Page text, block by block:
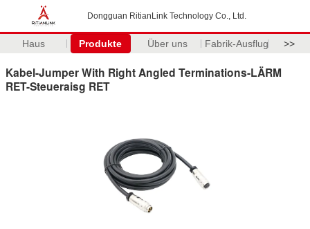
Dongguan RitianLink Technology Co., Ltd.
Haus Produkte Über uns Fabrik-Ausflug >>
Kabel-Jumper With Right Angled Terminations-LÄRM
RET-Steueraisg RET